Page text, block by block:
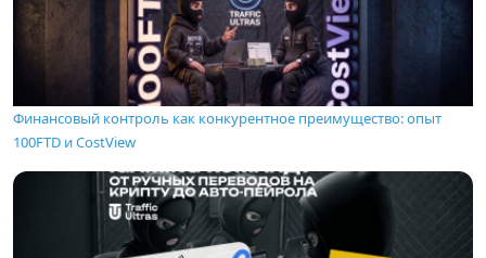
Финансовый контроль как конкурентное преимущество: опыт
100FTD и CostView